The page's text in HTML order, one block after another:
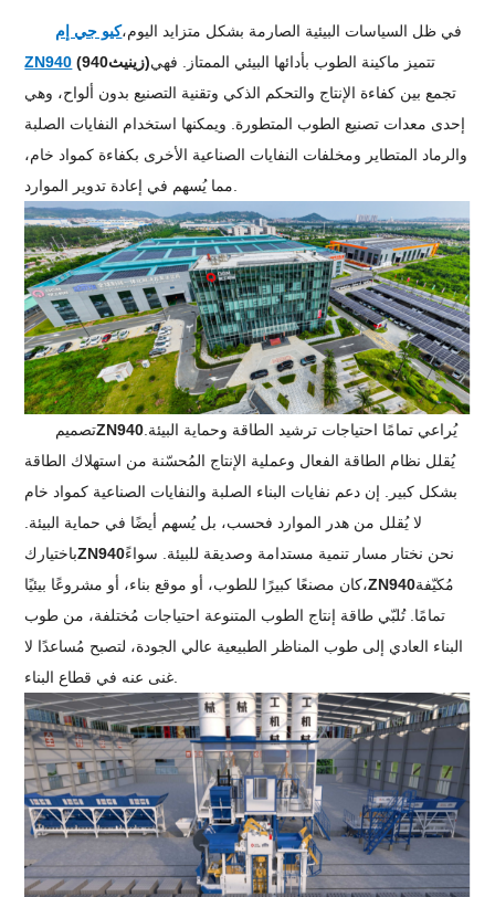
في ظل السياسات البيئية الصارمة بشكل متزايد اليوم،كيو جي إم
ZN940 ( زينيث940)تتميز ماكينة الطوب بأدائها البيئي الممتاز. فهي
تجمع بين كفاءة الإنتاج والتحكم الذكي وتقنية التصنيع بدون ألواح، وهي
إحدى معدات تصنيع الطوب المتطورة. ويمكنها استخدام النفايات الصلبة
والرماد المتطاير ومخلفات النفايات الصناعية الأخرى بكفاءة كمواد خام،
تصميمZN940يُراعي تمامًا احتياجات ترشيد الطاقة وحماية البيئة.
يُقلل نظام الطاقة الفعال وعملية الإنتاج المُحسّنة من استهلاك الطاقة
بشكل كبير. إن دعم نفايات البناء الصلبة والنفايات الصناعية كمواد خام
لا يُقلل من هدر الموارد فحسب، بل يُسهم أيضًا في حماية البيئة.
باختياركZN940نحن نختار مسار تنمية مستدامة وصديقة للبيئة. سواءً
كان مصنعًا كبيرًا للطوب، أو موقع بناء، أو مشروعًا بيئيًا،ZN940مُكيّفة
تمامًا. تُلبّي طاقة إنتاج الطوب المتنوعة احتياجات مُختلفة، من طوب
البناء العادي إلى طوب المناظر الطبيعية عالي الجودة، لتصبح مُساعدًا لا
غنى عنه في قطاع البناء.